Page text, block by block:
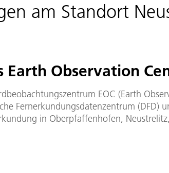
am Standort
Earth Observation
EOC (Earth
Fernerkundungsdatenzentrum (DFD)
in Oberpfaffenhofen,